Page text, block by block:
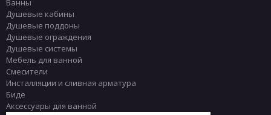
Душевые кабины
Душевые поддоны
Душевые ограждения
Душевые системы
Мебель для ванной
Смесители
Инсталляции и сливная арматура
Биде
Аксессуары для ванной